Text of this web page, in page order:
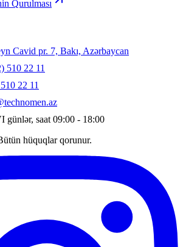
Qurulması
Cavid pr. 7, Bakı, Azərbaycan
510 22 11
22 11
günlər, saat 09:00 - 18:00
hüquqlar qorunur.